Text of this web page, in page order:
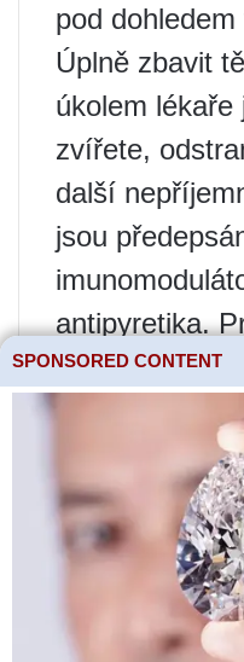
pod
Úplně zbavit
úkolem
zvířete,
další
jsou
antipyretika.
nelze jej
Příznaky a
Seznam
typický a
projevy:
SPONSORED CONTENT